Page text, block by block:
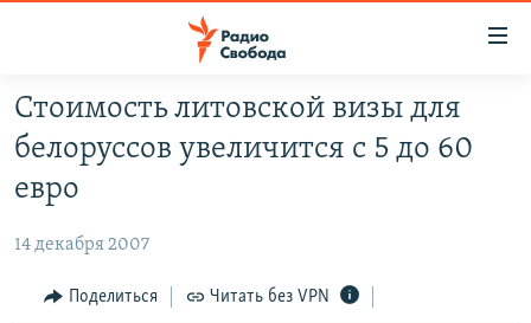
упрощенного
доступа
основному
Вернутся
ПРОГРАММЫ
ПОДКАСТЫ
АВТОРСКИЕ ПРОЕКТЫ
ЦИТАТЫ СВОБОДЫ
МНЕНИЯ
Стоимость литовской визы для
белоруссов увеличится с 5 до 60
евро
14 декабря 2007
Поделиться Читать без VPN